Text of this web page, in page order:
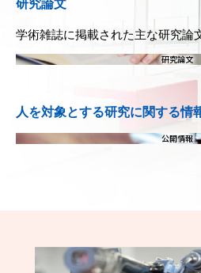
研究論文
学術雑誌に掲載された主な研究論
研究論文
人を対象とする研究に関する情
公開情報